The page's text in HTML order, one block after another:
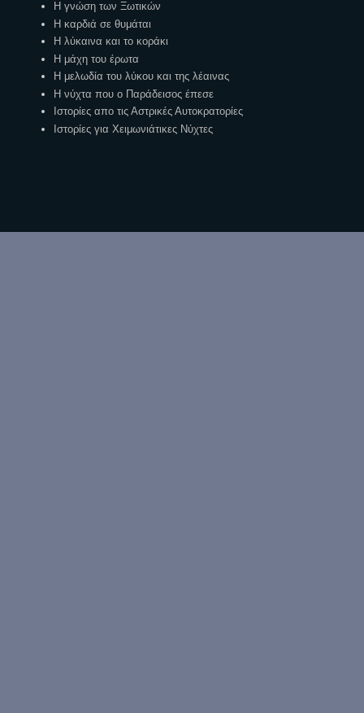
Η γνώση των Ξωτικών
Η καρδιά σε θυμάται
Η λύκαινα και το κοράκι
Η μάχη του έρωτα
Η μελωδία του λύκου και της λέαινας
Η νύχτα που ο Παράδεισος έπεσε
Ιστορίες απο τις Αστρικές Αυτοκρατορίες
Ιστορίες για Χειμωνιάτικες Νύχτες